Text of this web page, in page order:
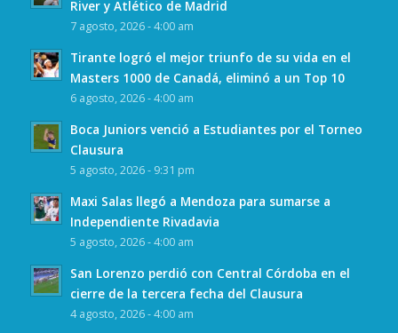
River y Atlético de Madrid
7 agosto, 2026 - 4:00 am
Tirante logró el mejor triunfo de su vida en el
Masters 1000 de Canadá, eliminó a un Top 10
6 agosto, 2026 - 4:00 am
Boca Juniors venció a Estudiantes por el Torneo
Clausura
5 agosto, 2026 - 9:31 pm
Maxi Salas llegó a Mendoza para sumarse a
Independiente Rivadavia
5 agosto, 2026 - 4:00 am
San Lorenzo perdió con Central Córdoba en el
cierre de la tercera fecha del Clausura
4 agosto, 2026 - 4:00 am